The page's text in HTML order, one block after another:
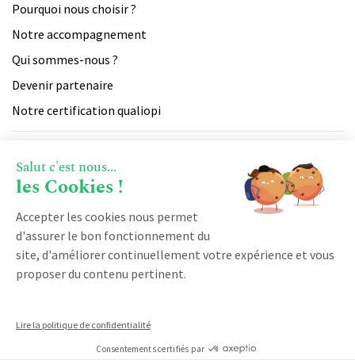
Pourquoi nous choisir ?
Notre accompagnement
Qui sommes-nous ?
Devenir partenaire
Notre certification qualiopi
Vente
Facturation
Marketing
Service client
Logiciel CRM franchise
Logiciel business par abonnement
RESSOURCES
Blog
Logiciel CRM
Cloud CRM
DÉMARRER AVEC KOBAN
Nous contacter
Made by Limpide [With love]
La dernière release note⚡ Règlement intérieur des Formations
Salut c'est nous...
les Cookies !
Accepter les cookies nous permet
d'assurer le bon fonctionnement du
site, d'améliorer continuellement votre expérience et vous
proposer du contenu pertinent.
Lire la politique de confidentialité
Consentements certifiés par